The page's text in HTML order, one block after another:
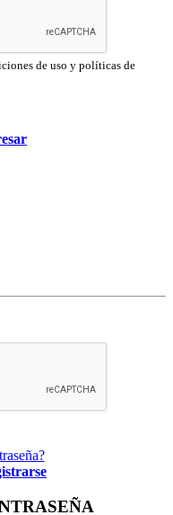
de uso y políticas de